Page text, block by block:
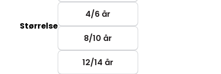
Størrelse
4/6 år
8/10 år
12/14 år